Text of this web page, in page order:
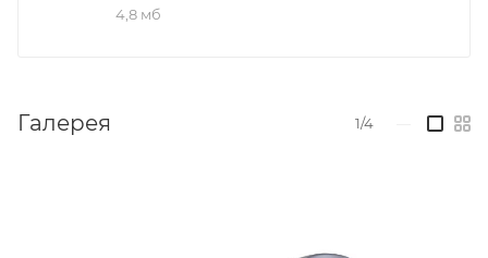
4,8 мб
Галерея 1/4